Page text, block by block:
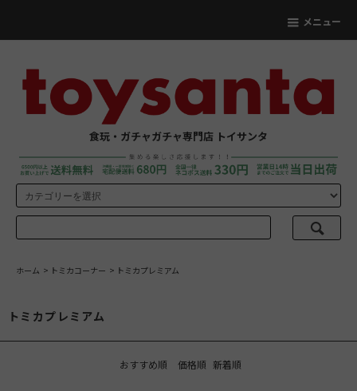
メニュー
食玩・ガチャガチャ専門店 トイサンタ
ホーム > トミカコーナー > トミカプレミアム
トミカプレミアム
おすすめ順 価格順 新着順